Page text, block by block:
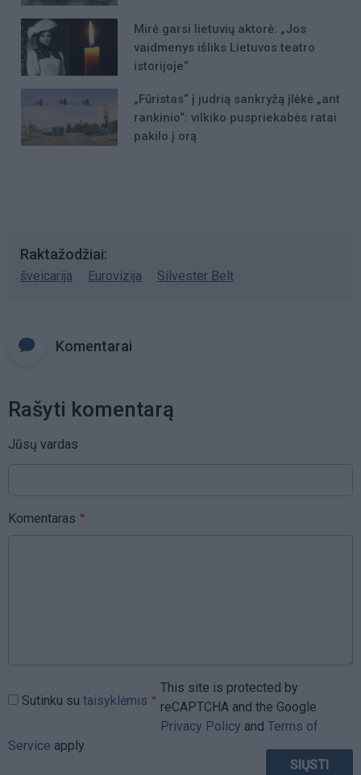
Mirė garsi lietuvių aktorė: „Jos
vaidmenys išliks Lietuvos teatro
istorijoje“
„Fūristas“ į judrią sankryžą įlėkė „ant
rankinio“: vilkiko puspriekabės ratai
pakilo į orą
Raktažodžiai
šveicarija Eurovizija Silvester Belt
Komentarai
Rašyti komentarą
Jūsų vardas
Komentaras
Sutinku su taisyklėmis
This site is protected by
reCAPTCHA and the Google
Privacy Policy and Terms of
Service apply.